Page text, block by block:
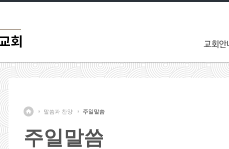
말씀과 찬양 주일말씀
주일말씀